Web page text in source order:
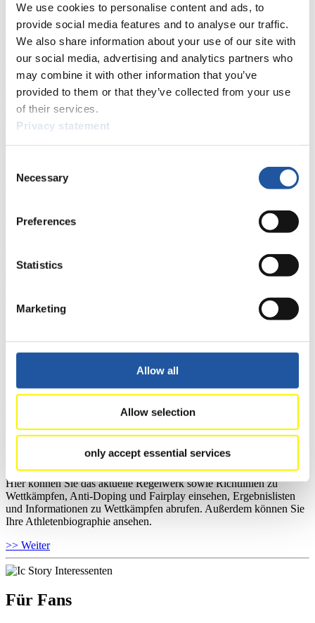
We use cookies to personalise content and ads, to
provide social media features and to analyse our traffic.
We also share information about your use of our site with
our social media, advertising and analytics partners who
may combine it with other information that you’ve
provided to them or that they’ve collected from your use
of their services.
Privacy statement
Selection
Necessary
Preferences
Statistics
Marketing
Allow all
Allow selection
only accept essential services
Hier finden Sie Informationen für Presse- und Medienvertreter. Sie
haben Zugriff auf Athletenbiographien und Informationen zu
Wettkämpfen. Außerdem können Sie Ihre Medienakkreditierung
beantragen, die Grundregeln des Rennrodelsports einsehen und
allgemeine Neuigkeiten einholen.
>> Weiter
Für Nationale Verbände
Hier können Sie sich über allgemeine Neuigkeiten informieren, das
aktuelle Regelwerk sowie Richtlinien zu Wettkämpfen, Anti-Doping
Ausschreibungen für Wettkämpfe herunterladen, sowie auf die
Mitgliedersektion zugreifen.
Für Ausrichter
sowie Informationen über Wettkämpfe abrufen.
>> Weiter
Für Athleten
Hier können Sie das aktuelle Regelwerk sowie Richtlinien zu
Wettkämpfen, Anti-Doping und Fairplay einsehen, Ergebnislisten
und Informationen zu Wettkämpfen abrufen. Außerdem können Sie
Ihre Athletenbiographie ansehen.
>> Weiter
Für Fans